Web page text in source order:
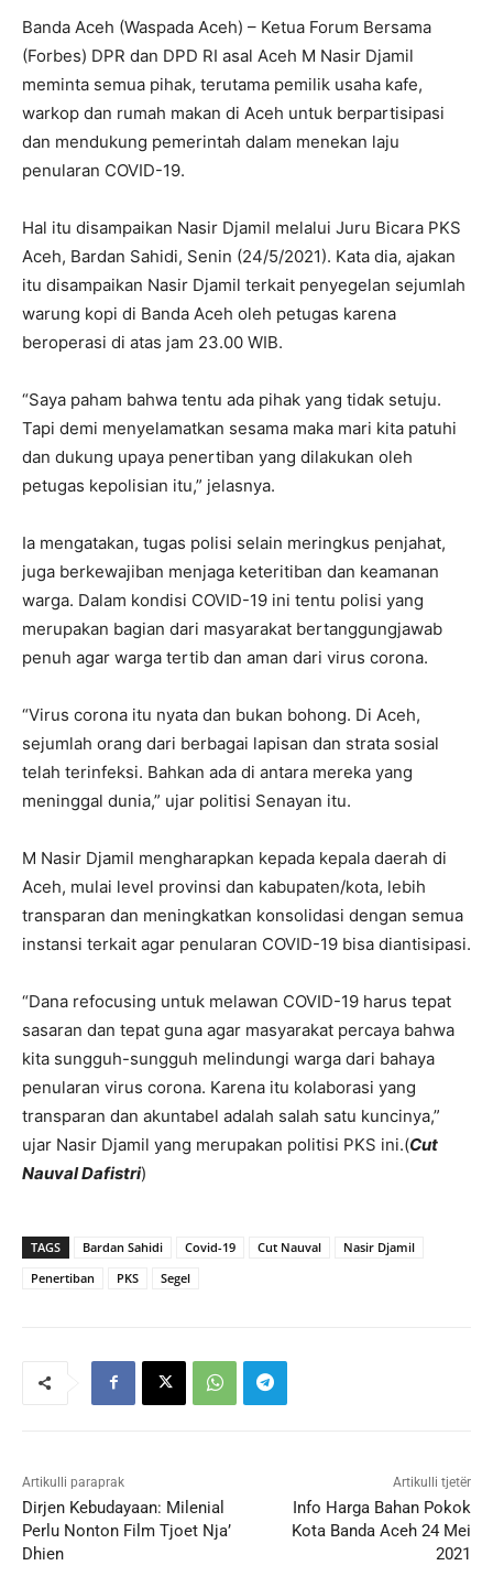
Banda Aceh (Waspada Aceh) – Ketua Forum Bersama
(Forbes) DPR dan DPD RI asal Aceh M Nasir Djamil
meminta semua pihak, terutama pemilik usaha kafe,
warkop dan rumah makan di Aceh untuk berpartisipasi
dan mendukung pemerintah dalam menekan laju
penularan COVID-19.
Hal itu disampaikan Nasir Djamil melalui Juru Bicara PKS
Aceh, Bardan Sahidi, Senin (24/5/2021). Kata dia, ajakan
itu disampaikan Nasir Djamil terkait penyegelan sejumlah
warung kopi di Banda Aceh oleh petugas karena
beroperasi di atas jam 23.00 WIB.
“Saya paham bahwa tentu ada pihak yang tidak setuju.
Tapi demi menyelamatkan sesama maka mari kita patuhi
dan dukung upaya penertiban yang dilakukan oleh
petugas kepolisian itu,” jelasnya.
Ia mengatakan, tugas polisi selain meringkus penjahat,
juga berkewajiban menjaga keteritiban dan keamanan
warga. Dalam kondisi COVID-19 ini tentu polisi yang
merupakan bagian dari masyarakat bertanggungjawab
penuh agar warga tertib dan aman dari virus corona.
“Virus corona itu nyata dan bukan bohong. Di Aceh,
sejumlah orang dari berbagai lapisan dan strata sosial
telah terinfeksi. Bahkan ada di antara mereka yang
meninggal dunia,” ujar politisi Senayan itu.
M Nasir Djamil mengharapkan kepada kepala daerah di
Aceh, mulai level provinsi dan kabupaten/kota, lebih
transparan dan meningkatkan konsolidasi dengan semua
instansi terkait agar penularan COVID-19 bisa diantisipasi.
“Dana refocusing untuk melawan COVID-19 harus tepat
sasaran dan tepat guna agar masyarakat percaya bahwa
kita sungguh-sungguh melindungi warga dari bahaya
penularan virus corona. Karena itu kolaborasi yang
transparan dan akuntabel adalah salah satu kuncinya,”
ujar Nasir Djamil yang merupakan politisi PKS ini.(Cut
Nauval Dafistri)
TAGS Bardan Sahidi Covid-19 Cut Nauval
Nasir Djamil
Penertiban
PKS Segel
Artikulli paraprak
Dirjen Kebudayaan: Milenial
Perlu Nonton Film Tjoet Nja’
Dhien
Artikulli tjetër
Info Harga Bahan Pokok
Kota Banda Aceh 24 Mei
2021